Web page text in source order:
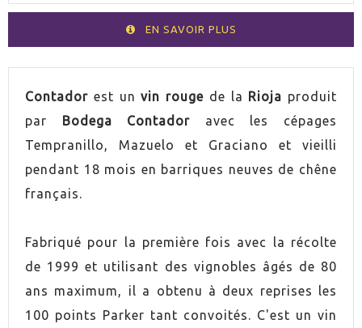
EN SAVOIR PLUS
VOLUMEN
GRADUACIÓN 14,0%
UVA Graciano
UVA Tempranillo
Contador est unvin rouge de la Rioja produit
par Bodega Contador avec les cépages
Tempranillo, Mazuelo et Graciano et vieilli
pendant 18 mois en barriques neuves de chêne
français.
Fabriqué pour la première fois avec la récolte
de 1999 et utilisant des vignobles âgés de 80
ans maximum, il a obtenu à deux reprises les
100 points Parker tant convoités. C'est un vin